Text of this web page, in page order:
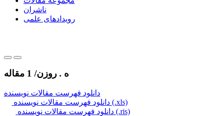
ناشران
رویدادهای علمی
ه . روزن/ 1 مقاله
دانلود فهرست مقالات نویسنده
دانلود فهرست مقالات نویسنده (.xls)
دانلود فهرست مقالات نویسنده (.ris)